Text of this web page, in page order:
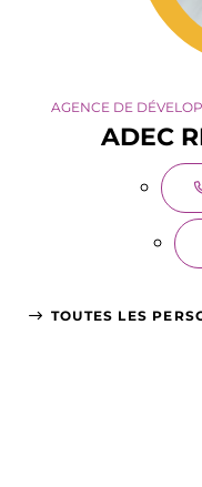
AGENCE DE
ADEC
TOUTES LES